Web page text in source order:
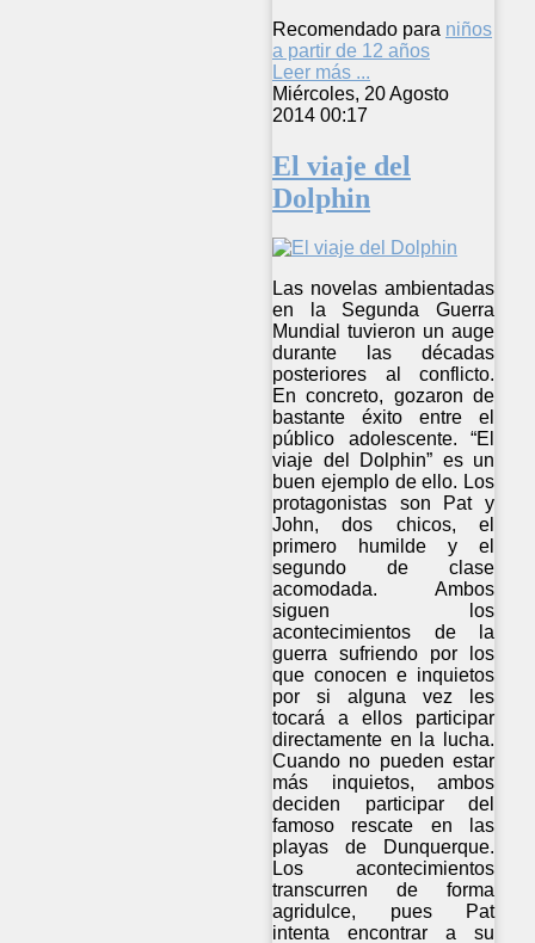
Recomendado para niños
a partir de 12 años
Leer más ...
Miércoles, 20 Agosto
2014 00:17
El viaje del
Dolphin
Las novelas ambientadas
en la Segunda Guerra
Mundial tuvieron un auge
durante las décadas
posteriores al conflicto.
En concreto, gozaron de
bastante éxito entre el
público adolescente. “El
viaje del Dolphin” es un
buen ejemplo de ello. Los
protagonistas son Pat y
John, dos chicos, el
primero humilde y el
segundo de clase
acomodada. Ambos
siguen los
acontecimientos de la
guerra sufriendo por los
que conocen e inquietos
por si alguna vez les
tocará a ellos participar
directamente en la lucha.
Cuando no pueden estar
más inquietos, ambos
deciden participar del
famoso rescate en las
playas de Dunquerque.
Los acontecimientos
transcurren de forma
agridulce, pues Pat
intenta encontrar a su